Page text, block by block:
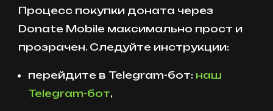
Процесс покупки доната через
Donate Mobile максимально прост и
прозрачен. Следуйте инструкции:
перейдите в Telegram-бот: наш
Telegram-бот,